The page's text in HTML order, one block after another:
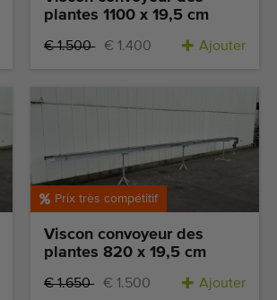
plantes 1100 x 19,5 cm
€ 1.500 € 1.400 Ajouter
Prix très compétitif
Viscon convoyeur des
plantes 820 x 19,5 cm
€ 1.650 € 1.500 Ajouter